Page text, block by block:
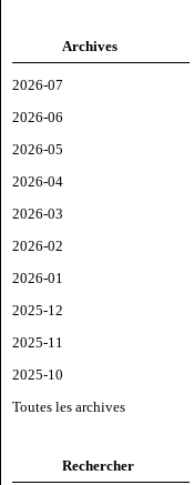
Archives
2026-07
2026-06
2026-05
2026-04
2026-03
2026-02
2026-01
2025-12
2025-11
2025-10
Toutes les archives
Rechercher